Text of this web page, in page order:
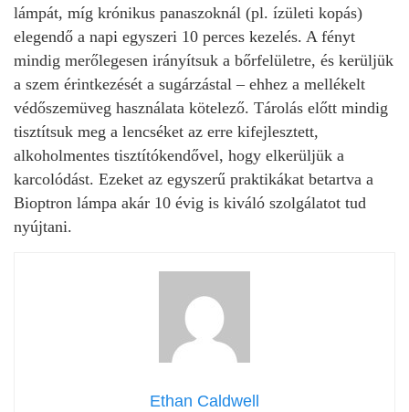
lámpát, míg krónikus panaszoknál (pl. ízületi kopás)
elegendő a napi egyszeri 10 perces kezelés. A fényt
mindig merőlegesen irányítsuk a bőrfelületre, és kerüljük
a szem érintkezését a sugárzástal – ehhez a mellékelt
védőszemüveg használata kötelező. Tárolás előtt mindig
tisztítsuk meg a lencséket az erre kifejlesztett,
alkoholmentes tisztítókendővel, hogy elkerüljük a
karcolódást. Ezeket az egyszerű praktikákat betartva a
Bioptron lámpa akár 10 évig is kiváló szolgálatot tud
nyújtani.
Ethan Caldwell